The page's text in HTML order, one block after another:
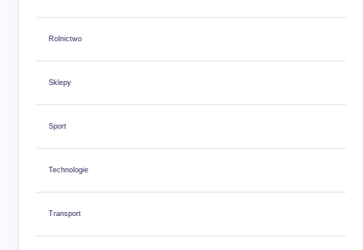
Rolnictwo
Sklepy
Sport
Technologie
Transport